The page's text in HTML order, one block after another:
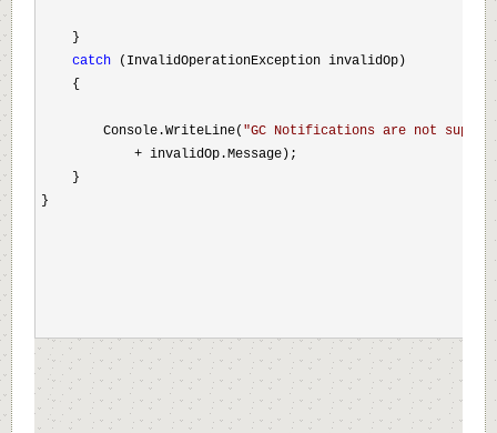
    }
catch (InvalidOperationException invalidOp)
    {
        Console.WriteLine(
"GC Notifications are not
+ invalidOp.Message);
    }
}